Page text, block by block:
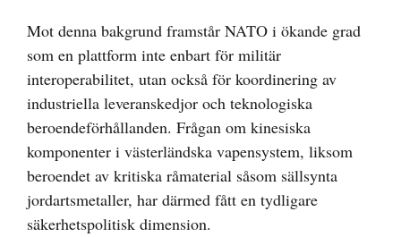
Mot denna bakgrund framstår NATO i ökande grad
som en plattform inte enbart för militär
interoperabilitet, utan också för koordinering av
industriella leveranskedjor och teknologiska
beroendeförhållanden. Frågan om kinesiska
komponenter i västerländska vapensystem, liksom
beroendet av kritiska råmaterial såsom sällsynta
jordartsmetaller, har därmed fått en tydligare
säkerhetspolitisk dimension.